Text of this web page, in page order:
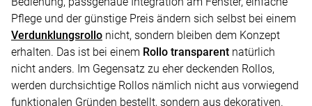
Pflege und der günstige Preis ändern sich selbst bei einem
Verdunklungsrollo nicht, sondern bleiben dem Konzept
erhalten. Das ist bei einem Rollo transparent natürlich
nicht anders. Im Gegensatz zu eher deckenden Rollos,
werden durchsichtige Rollos nämlich nicht aus vorwiegend
funktionalen Gründen bestellt, sondern aus dekorativen.